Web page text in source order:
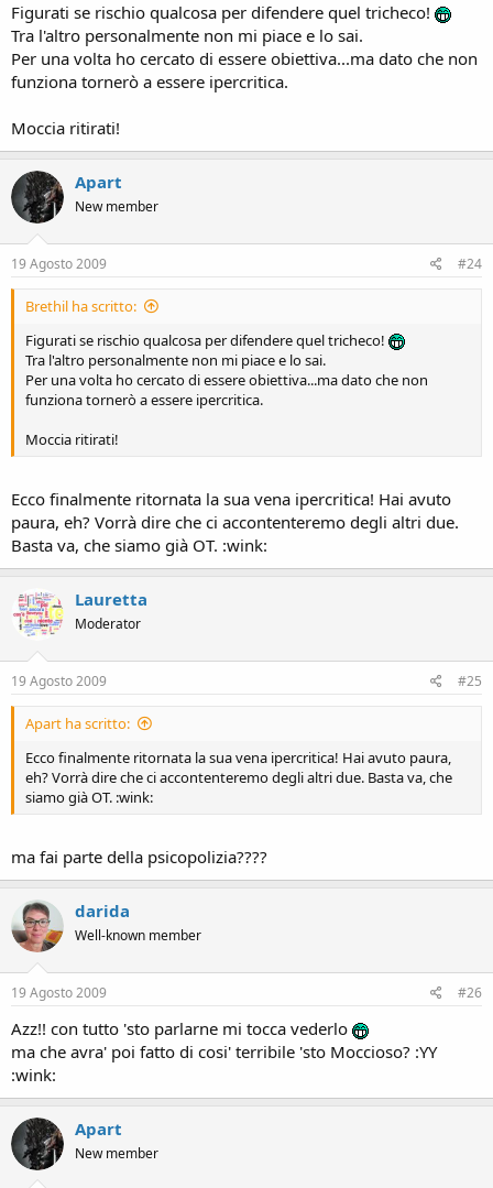
Figurati se rischio qualcosa per difendere quel tricheco!
Tra l'altro personalmente non mi piace e lo sai.
Per una volta ho cercato di essere obiettiva...ma dato che non
funziona tornerò a essere ipercritica.
Moccia ritirati!
Apart
New member
19 Agosto 2009 #24
Brethil ha scritto:
Figurati se rischio qualcosa per difendere quel tricheco!
Tra l'altro personalmente non mi piace e lo sai.
Per una volta ho cercato di essere obiettiva...ma dato che non
funziona tornerò a essere ipercritica.
Moccia ritirati!
Ecco finalmente ritornata la sua vena ipercritica! Hai avuto
paura, eh? Vorrà dire che ci accontenteremo degli altri due.
Basta va, che siamo già OT. :wink:
Lauretta
Moderator
19 Agosto 2009 #25
Apart ha scritto:
Ecco finalmente ritornata la sua vena ipercritica! Hai avuto paura,
eh? Vorrà dire che ci accontenteremo degli altri due. Basta va, che
siamo già OT. :wink:
ma fai parte della psicopolizia????
darida
Well-known member
19 Agosto 2009 #26
Azz!! con tutto 'sto parlarne mi tocca vederlo
ma che avra' poi fatto di cosi' terribile 'sto Moccioso? :YY
:wink:
Apart
New member